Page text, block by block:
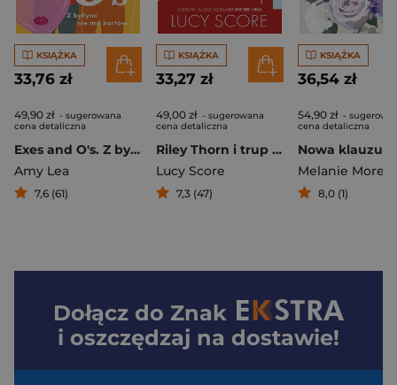
KSIĄŻKA
33,76 zł
49,90 zł - sugerowana
cena detaliczna
Exes and O's. Z byłymi nie ma żartów
Amy Lea
7,6 (61)
KSIĄŻKA
33,27 zł
49,00 zł - sugerowana
cena detaliczna
Riley Thorn i trup w ogrodzie
Lucy Score
7,3 (47)
KSIĄŻKA
36,54 zł
54,90 zł -
cena detaliczna
Melanie
8,0 (1)
Dołącz do Znak
i oszczędzaj na dostawie!